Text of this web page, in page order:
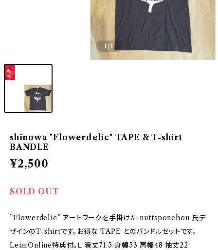
1/1
shinowa "Flowerdelic" TAPE & T-shirt
BANDLE
¥2,500
SOLD OUT
”Flowerdelic” アートワークを手掛けた nuttsponchon 氏デ
ザインのT-shirtです。お得な TAPE とのバンドルセットです。
LeimOnline特典付。Ｌ 着丈71.5 身幅53 肩幅48 袖丈22